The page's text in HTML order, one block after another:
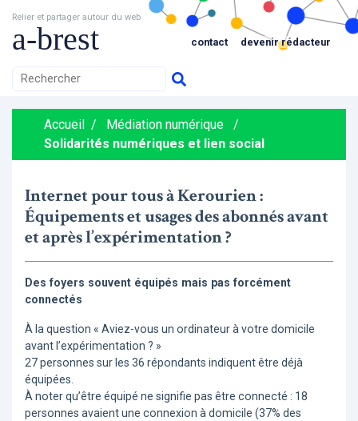
Relier et partager autour du web
a-brest contact devenir rédacteur
Accueil / Médiation numérique
/
Solidarités numériques et lien social
Internet pour tous à Kerourien :
Équipements et usages des abonnés avant
et après l’expérimentation ?
Des foyers souvent équipés mais pas forcément
connectés
À la question « Aviez-vous un ordinateur à votre domicile
avant l’expérimentation ? »
27 personnes sur les 36 répondants indiquent être déjà
équipées.
À noter qu’être équipé ne signifie pas être connecté : 18
personnes avaient une connexion à domicile (37% des